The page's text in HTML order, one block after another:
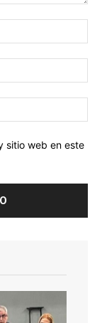
sitio web en este